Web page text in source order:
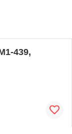
439,